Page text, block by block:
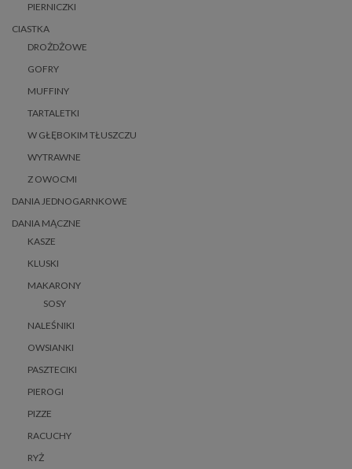
PIERNICZKI
CIASTKA
DROŻDŻOWE
GOFRY
MUFFINY
TARTALETKI
W GŁĘBOKIM TŁUSZCZU
WYTRAWNE
Z OWOCMI
DANIA JEDNOGARNKOWE
DANIA MĄCZNE
KASZE
KLUSKI
MAKARONY
SOSY
NALEŚNIKI
OWSIANKI
PASZTECIKI
PIEROGI
PIZZE
RACUCHY
RYŻ